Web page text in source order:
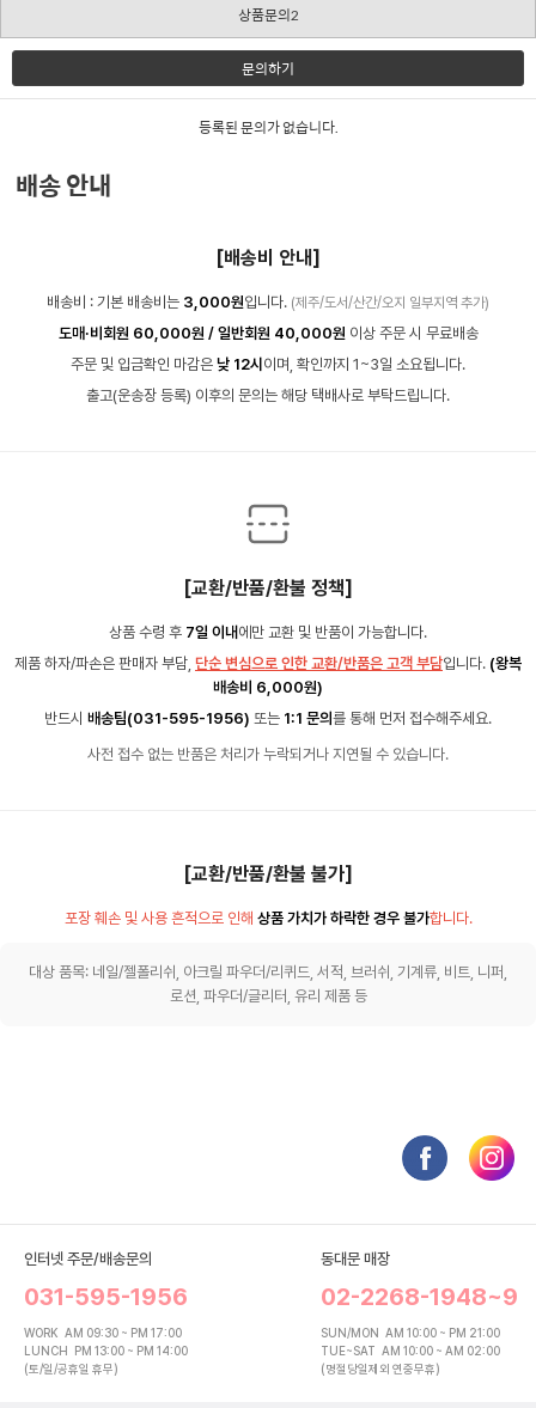
상품문의2
문의하기
등록된 문의가 없습니다.
배송 안내
[배송비 안내]
배송비 : 기본 배송비는 3,000원입니다. (제주/도서/산간/오지 일부지역 추가)
도매·비회원 60,000원 / 일반회원 40,000원 이상 주문 시 무료배송
주문 및 입금확인 마감은 낮 12시 이며, 확인까지 1~3일 소요됩니다.
출고(운송장 등록) 이후의 문의는 해당 택배사로 부탁드립니다.
[교환/반품/환불 정책]
상품 수령 후 7일 이내 에만 교환 및 반품이 가능합니다.
제품 하자/파손은 판매자 부담, 단순 변심으로 인한 교환/반품은 고객 부담입니다. (왕복
배송비 6,000원)
반드시 배송팀(031-595-1956) 또는 1:1 문의 를 통해 먼저 접수해주세요.
사전 접수 없는 반품은 처리가 누락되거나 지연될 수 있습니다.
[교환/반품/환불 불가]
포장 훼손 및 사용 흔적으로 인해 상품 가치가 하락한 경우 불가합니다.
대상 품목: 네일/젤폴리쉬, 아크릴 파우더/리퀴드, 서적, 브러쉬, 기계류, 비트, 니퍼,
로션, 파우더/글리터, 유리 제품 등
인터넷 주문/배송문의
031-595-1956
WORK AM 09:30 ~ PM 17:00
LUNCH PM 13:00 ~ PM 14:00
(토/일/공휴일 휴무)
동대문 매장
02-2268-1948~9
SUN/MON AM 10:00 ~ PM 21:00
TUE~SAT AM 10:00 ~ AM 02:00
(명절당일제외 연중무휴)